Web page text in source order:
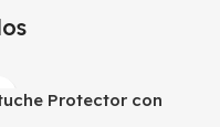
× 10 × 10 cm
Protector con